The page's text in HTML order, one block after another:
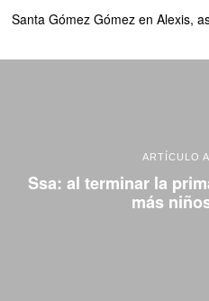
Santa Gómez Gómez enAlexis,
ARTÍCULO
Ssa: al terminar la
más